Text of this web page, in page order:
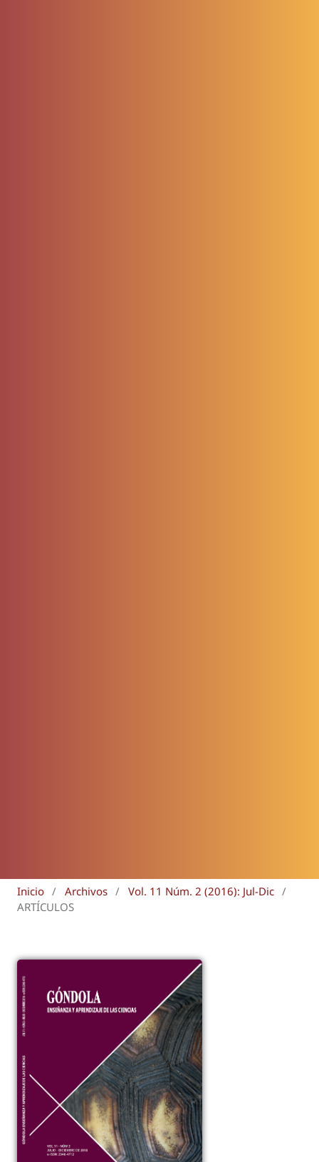
Inicio / Archivos / Vol. 11 Núm. 2 (2016): Jul-Dic /
ARTÍCULOS